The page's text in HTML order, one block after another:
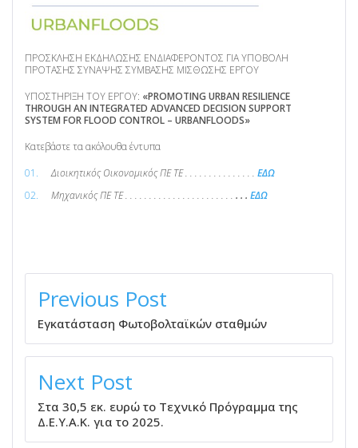
ΠΡΟΣΚΛΗΣΗ ΕΚΔΗΛΩΣΗΣ ΕΝΔΙΑΦΕΡΟΝΤΟΣ ΓΙΑ ΥΠΟΒΟΛΗ
ΠΡΟΤΑΣΗΣ ΣΥΝΑΨΗΣ ΣΥΜΒΑΣΗΣ ΜΙΣΘΩΣΗΣ ΕΡΓΟΥ
ΥΠΟΣΤΗΡΙΞΗ ΤΟΥ ΕΡΓΟΥ: «PROMOTING URBAN RESILIENCE
THROUGH AN INTEGRATED ADVANCED DECISION SUPPORT
SYSTEM FOR FLOOD CONTROL – URBANFLOODS»
Κατεβάστε τα ακόλουθα έντυπα
Διοικητικός Οικονομικός ΠΕ ΤΕ . . . . . . . . . . . . . . . ΕΔΩ
Μηχανικός ΠΕ ΤΕ . . . . . . . . . . . . . . . . . . . . . . . . . . ΕΔΩ
ΠΛΟΉΓΗΣΗ
ΆΡΘΡΩΝ
Previous Post
Εγκατάσταση Φωτοβολταϊκών σταθμών
Next Post
Στα 30,5 εκ. ευρώ το Τεχνικό Πρόγραμμα της
Δ.Ε.Υ.Α.Κ. για το 2025.